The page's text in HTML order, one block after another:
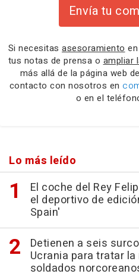
Envía tu
Si necesitas asesoramiento
tus notas de prensa o ampliar
más allá de la página web de
contacto con nosotros en
o en el
Lo más leído
El coche del Rey
el deportivo de
Spain'
Detienen a seis
Ucrania para tratar
soldados